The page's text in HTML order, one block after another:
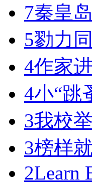
7秦皇
5勠力
4作家
4小“跳
3我校
3榜样
2Learn